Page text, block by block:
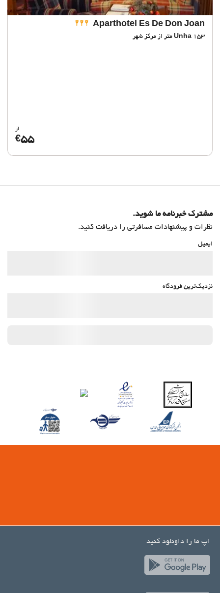
Aparthotel Es De Don Joan
Unha 153 متر از مرکز شهر
از
€55
مشترک خبرنامه ما شوید.
نظرات و پیشنهادات مسافرتی را دریافت کنید.
ایمیل
نزدیک‌ترین فرودگاه
اپ ما را داونلود کنید